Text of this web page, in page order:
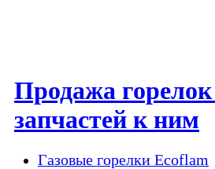
Продажа
запчастей к ним
Газовые горелки Ecoflam